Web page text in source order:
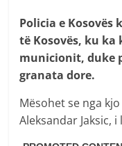
Policia e Kosovës
të Kosovës, ku
municionit, duke
granata dore.
Mësohet se nga
Aleksandar Jaksic,